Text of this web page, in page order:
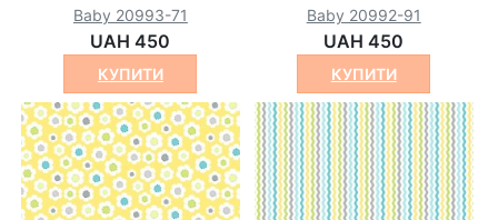
Baby 20993-71
UAH 450
КУПИТИ
Baby 20992-91
UAH 450
КУПИТИ